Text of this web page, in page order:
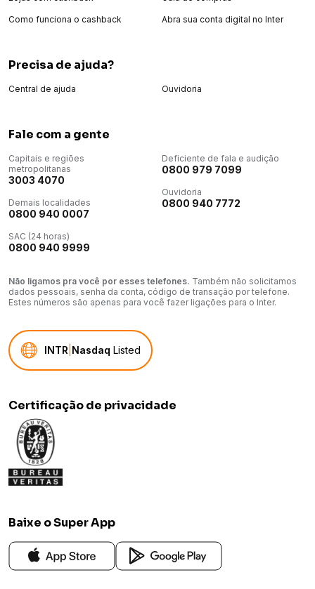
Como funciona o cashback Abra sua conta digital no Inter
Precisa de ajuda?
Central de ajuda Ouvidoria
Fale com a gente
Capitais e regiões
metropolitanas
3003 4070
Demais localidades
0800 940 0007
SAC (24 horas)
0800 940 9999
Deficiente de fala e audição
0800 979 7099
Ouvidoria
0800 940 7772
Não ligamos pra você por esses telefones. Também não solicitamos
dados pessoais, senha da conta, código de transação por telefone.
Estes números são apenas para você fazer ligações para o Inter.
INTR Nasdaq Listed
Certificação de privacidade
Baixe o Super App